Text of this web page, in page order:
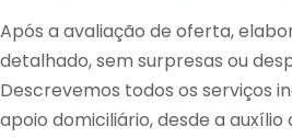
Após a avaliação de oferta,
detalhado, sem surpresas ou
Descrevemos todos os serviços
apoio domiciliário, desde a